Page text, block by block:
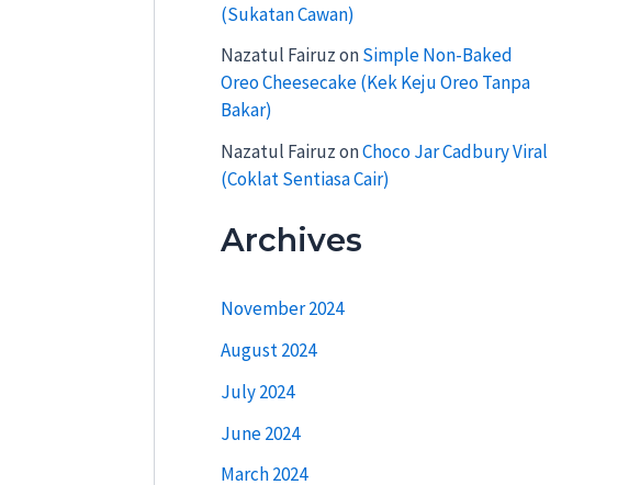
(Sukatan Cawan)
Nazatul FairuzonSimple Non-Baked
Oreo Cheesecake (Kek Keju Oreo Tanpa
Bakar)
Nazatul FairuzonChoco Jar Cadbury Viral
(Coklat Sentiasa Cair)
Archives
November 2024
August 2024
July 2024
June 2024
March 2024